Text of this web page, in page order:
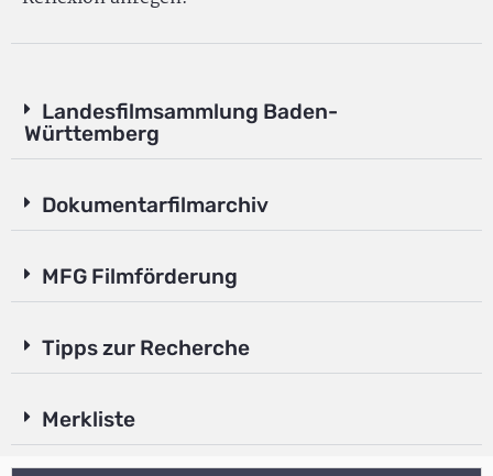
Landesfilmsammlung Baden-
Württemberg
Dokumentarfilmarchiv
MFG Filmförderung
Tipps zur Recherche
Merkliste